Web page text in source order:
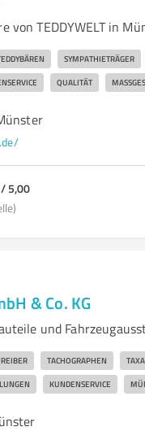
von TEDDYWELT in
SYMPATHIETRÄGER
QUALITÄT
5,00
& Co. KG
und
TACHOGRAPHEN
KUNDENSERVICE